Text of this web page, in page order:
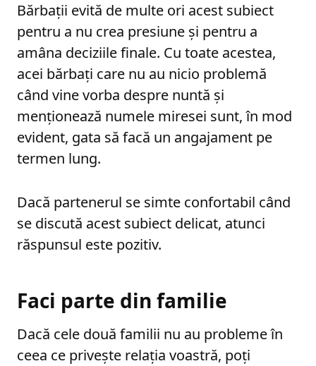
Bărbații evită de multe ori acest subiect
pentru a nu crea presiune și pentru a
amâna deciziile finale. Cu toate acestea,
acei bărbați care nu au nicio problemă
când vine vorba despre nuntă și
menționează numele miresei sunt, în mod
evident, gata să facă un angajament pe
termen lung.
Dacă partenerul se simte confortabil când
se discută acest subiect delicat, atunci
răspunsul este pozitiv.
Faci parte din familie
Dacă cele două familii nu au probleme în
ceea ce privește relația voastră, poți